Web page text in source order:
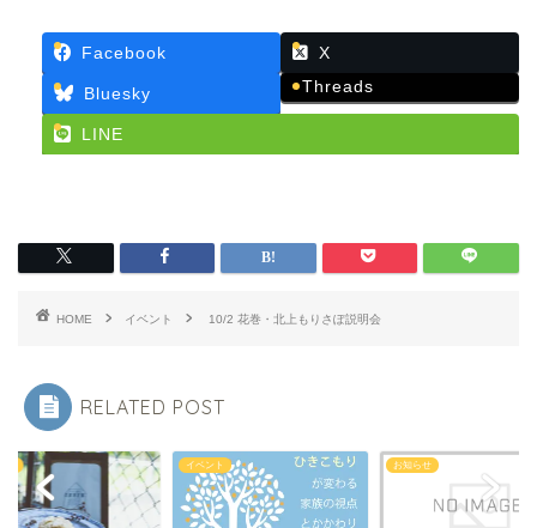
Facebook X
Bluesky Threads
LINE
HOME イベント 10/2 花巻・北上もりさぽ説明会
RELATED POST
イベント お知らせ